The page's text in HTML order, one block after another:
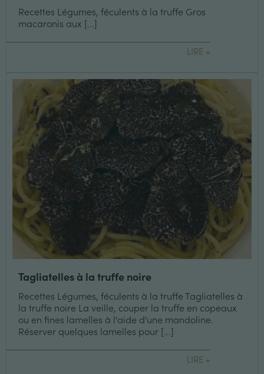
Recettes Légumes, féculents à la truffe Gros
macaronis aux [...]
LIRE +
Tagliatelles à la truffe noire
Recettes Légumes, féculents à la truffe Tagliatelles à
la truffe noire La veille, couper la truffe en copeaux
ou en fines lamelles à l'aide d'une mandoline.
Réserver quelques lamelles pour [...]
LIRE +